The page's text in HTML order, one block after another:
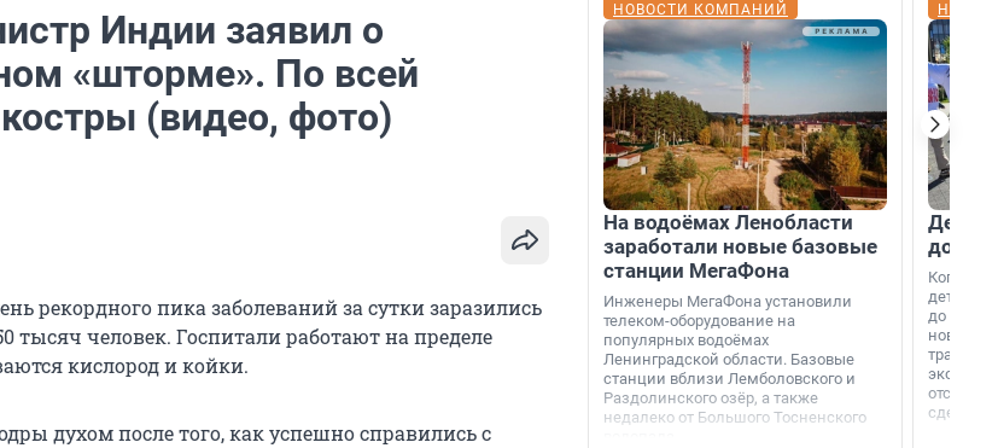
Индии заявил о
«шторме». По всей
(видео, фото)
рекордного пика заболеваний за сутки заразились
тысяч человек. Госпитали работают на пределе
кислород и койки.
духом после того, как успешно справились с
НОВОСТИ КОМПАНИЙ
На водоёмах Ленобласти
заработали новые базовые
станции МегаФона
Инженеры МегаФона установили
телеком-оборудование на
популярных водоёмах
Ленинградской области. Базовые
станции вблизи Лемболовского и
Раздолинского озёр, а также
недалеко от Большого Тосненского
Когда-
дети
до
новости
сделали